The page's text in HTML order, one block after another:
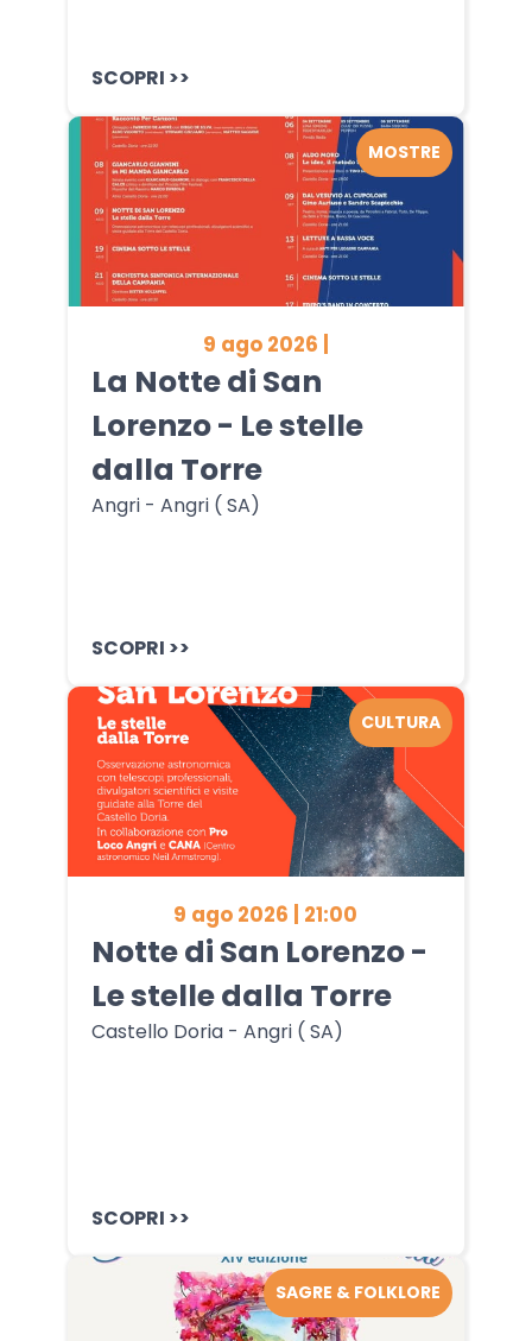
SCOPRI >>
9 ago 2026 |
La Notte di San
Lorenzo - Le stelle
dalla Torre
Angri - Angri ( SA)
SCOPRI >>
MOSTRE
9 ago 2026 | 21:00
Notte di San Lorenzo -
Le stelle dalla Torre
Castello Doria - Angri ( SA)
SCOPRI >>
CULTURA
SAGRE & FOLKLORE